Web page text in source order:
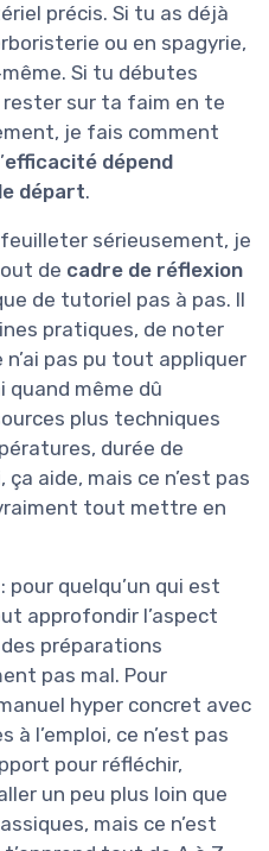
précis. Si tu as déjà
ou en spagyrie,
Si tu débutes
sur ta faim en te
je fais comment
efficacité dépend
départ.
sérieusement, je
de cadre de réflexion
de tutoriel pas à pas. Il
pratiques, de noter
pas pu tout appliquer
quand même dû
plus techniques
durée de
aide, mais ce n’est pas
tout mettre en
pour quelqu’un qui est
approfondir l’aspect
préparations
pas mal. Pour
hyper concret avec
l’emploi, ce n’est pas
pour réfléchir,
un peu plus loin que
mais ce n’est